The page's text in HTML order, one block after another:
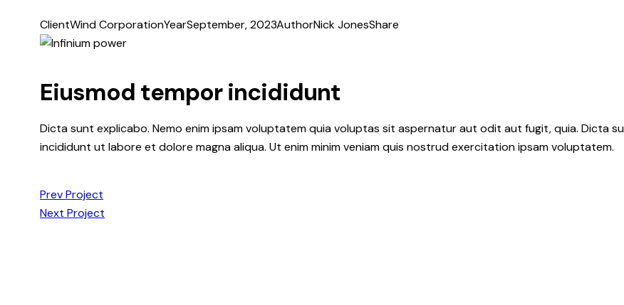
ClientWind CorporationYearSeptember, 2023AuthorNick JonesShare
Eiusmod tempor incididunt
Dicta sunt explicabo. Nemo enim ipsam voluptatem quia voluptas sit aspernatur aut odit aut fugit, quia. Dicta
incididunt ut labore et dolore magna aliqua. Ut enim minim veniam quis nostrud exercitation ipsam voluptatem.
Prev Project
Next Project